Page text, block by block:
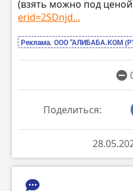
(взять можно под
erid=2SDnjd...
Реклама. ООО “АЛИБАБА.КОМ
Поделиться: